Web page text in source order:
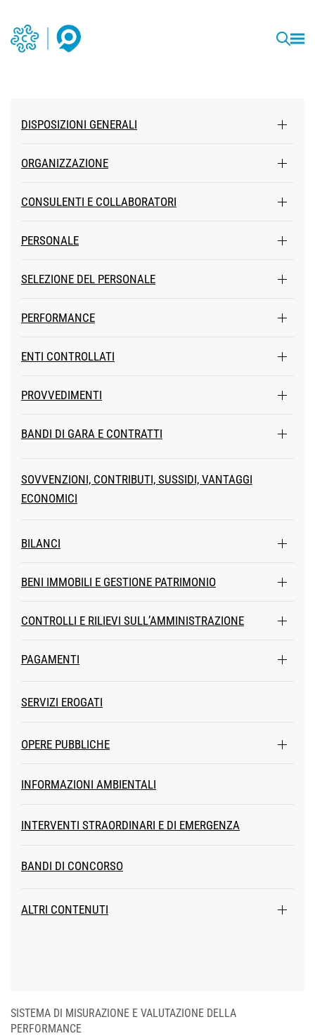
DISPOSIZIONI GENERALI
ORGANIZZAZIONE
CONSULENTI E COLLABORATORI
PERSONALE
SELEZIONE DEL PERSONALE
PERFORMANCE
ENTI CONTROLLATI
PROVVEDIMENTI
BANDI DI GARA E CONTRATTI
SOVVENZIONI, CONTRIBUTI, SUSSIDI, VANTAGGI
ECONOMICI
BILANCI
BENI IMMOBILI E GESTIONE PATRIMONIO
CONTROLLI E RILIEVI SULL’AMMINISTRAZIONE
PAGAMENTI
SERVIZI EROGATI
OPERE PUBBLICHE
INFORMAZIONI AMBIENTALI
INTERVENTI STRAORDINARI E DI EMERGENZA
BANDI DI CONCORSO
ALTRI CONTENUTI
SISTEMA DI MISURAZIONE E VALUTAZIONE DELLA
PERFORMANCE